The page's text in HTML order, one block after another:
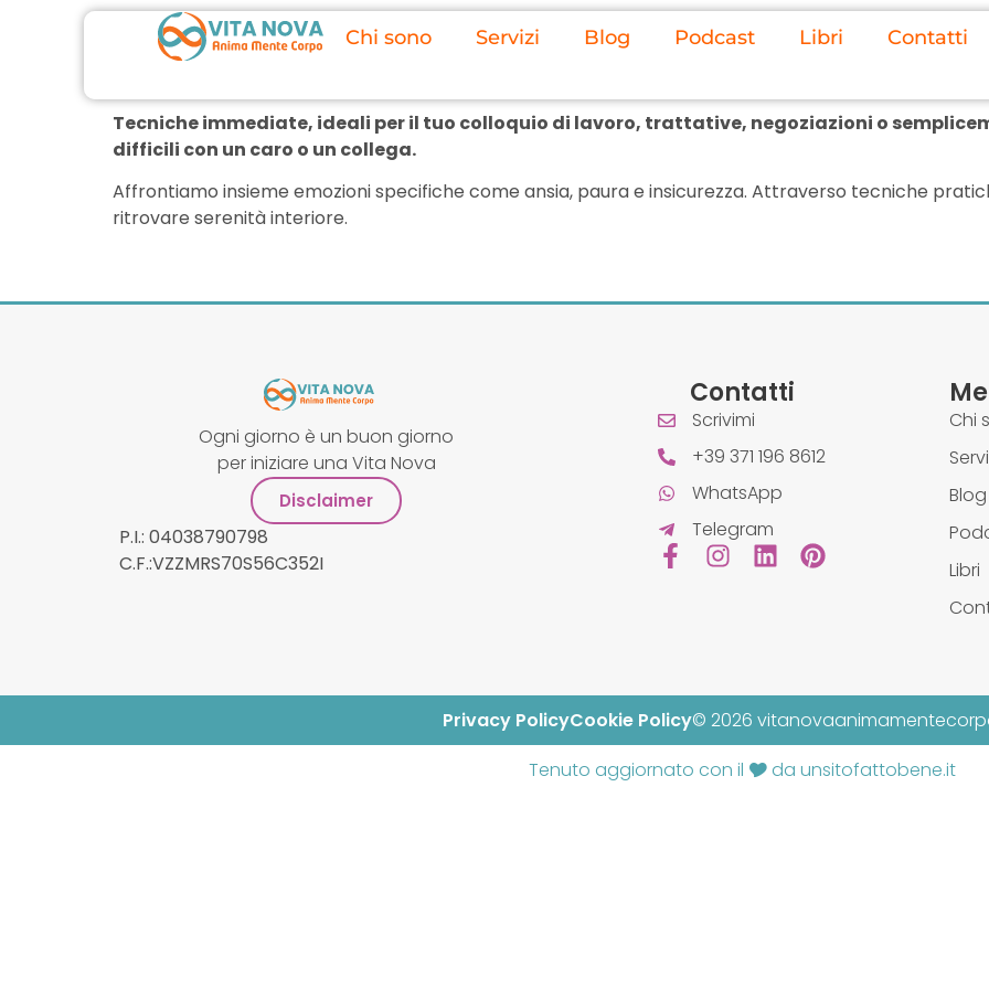
Chi sono Servizi Blog Podcast Libri Contatti
Tecniche immediate, ideali per il tuo colloquio di lavoro, trattative, negoziazioni o
difficili con un caro o un collega.
Affrontiamo insieme emozioni specifiche come ansia, paura e insicurezza. Attraverso tecniche
ritrovare serenità interiore.
Ogni giorno è un buon giorno
per iniziare una Vita Nova
Disclaimer
P.I.: 04038790798
C.F.:VZZMRS70S56C352I
Contatti
Scrivimi
+39 371 196 8612
WhatsApp
Telegram
Chi
Blog
Libri
Privacy PolicyCookie Policy© 2026
Tenuto aggiornato con il 🎔 da unsitofattobene.it